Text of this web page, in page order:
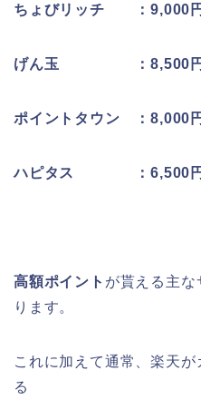
ちょびリッチ ：9,000
げん玉 ：8,500円
ポイントタウン ：8,000
ハピタス ：6,500
高額ポイント が貰える主な
ります。
これに加えて通常、楽天
る